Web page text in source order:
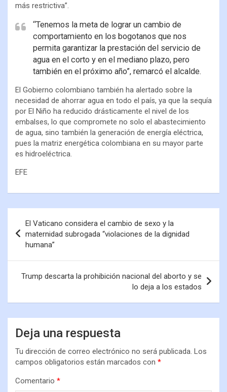
más restrictiva”.
“Tenemos la meta de lograr un cambio de
comportamiento en los bogotanos que nos
permita garantizar la prestación del servicio de
agua en el corto y en el mediano plazo, pero
también en el próximo año”, remarcó el alcalde.
El Gobierno colombiano también ha alertado sobre la
necesidad de ahorrar agua en todo el país, ya que la sequía
por El Niño ha reducido drásticamente el nivel de los
embalses, lo que compromete no solo el abastecimiento
de agua, sino también la generación de energía eléctrica,
pues la matriz energética colombiana en su mayor parte
es hidroeléctrica.
EFE
El Vaticano considera el cambio de sexo y la
maternidad subrogada “violaciones de la dignidad
humana”
Trump descarta la prohibición nacional del aborto y se
lo deja a los estados
Deja una respuesta
Tu dirección de correo electrónico no será publicada. Los
campos obligatorios están marcados con *
Comentario *